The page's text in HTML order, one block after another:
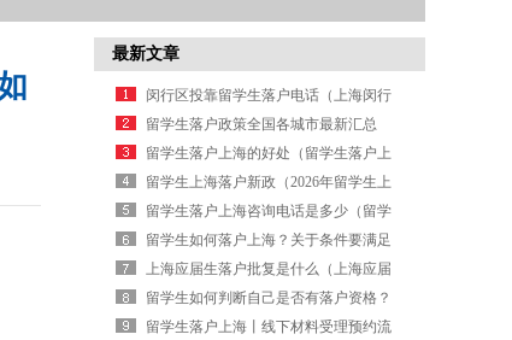
最新文章
闵行区投靠留学生落户电话（上海闵行
落户）
留学生落户政策全国各城市最新汇总
（留学生回国落户上海政策）
留学生落户上海的好处（留学生落户上
海的要求）
留学生上海落户新政（2026年留学生上
海落户政策）
留学生落户上海咨询电话是多少（留学
生上海落户免费咨询）
留学生如何落户上海？关于条件要满足
哪些？（留学生落户上海的条件是什
么）
上海应届生落户批复是什么（上海应届
生落户批复后的步骤）
留学生如何判断自己是否有落户资格？
（留学生落户会公示吗）
留学生落户上海丨线下材料受理预约流